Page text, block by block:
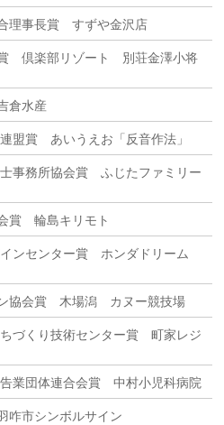
理事長賞 すずや金沢店
倶楽部リゾート 別荘金澤小将
倉水産
盟賞 あいうえお「反音作法」
事務所協会賞 ふじたファミリー
賞 輪島キリモト
インセンター賞 ホンダドリーム
協会賞 木場潟 カヌー競技場
づくり技術センター賞 町家レジ
業団体連合会賞 中村小児科病院
市シンボルサイン